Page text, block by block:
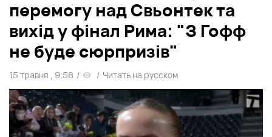
перемогу над Свьонтек та
вихід у фінал Рима: "З Гофф
не буде сюрпризів"
15 травня , 9:58 / / Читать на русском